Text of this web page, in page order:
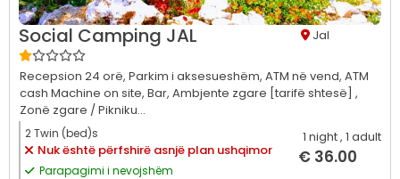
Social Camping JAL Jal
Recepsion 24 orë, Parkim i aksesueshëm, ATM në vend, ATM
cash Machine on site, Bar, Ambjente zgare [tarifë shtesë] ,
Zonë zgare / Pikniku...
2 Twin (bed)s
Nuk është përfshirë asnjë plan ushqimor
Parapagimi i nevojshëm
1 night, 1 adult
€ 36.00